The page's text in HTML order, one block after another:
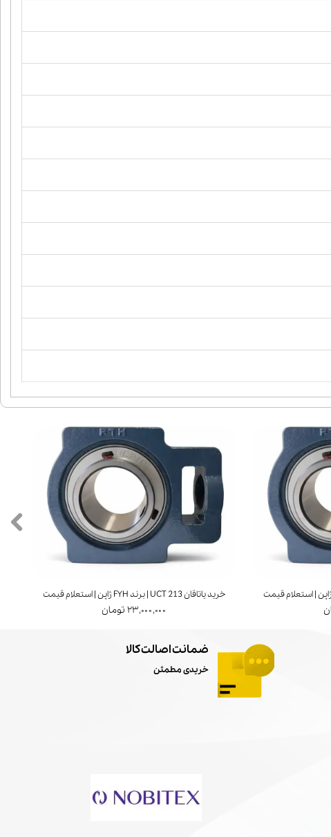
خرید یاتاقان UCT 213 | برند FYH ژاپن | استعلام قیمت
۲۳,۰۰۰,۰۰۰ تومان
ضمانت اصالت کالا
خریدی مطمئن